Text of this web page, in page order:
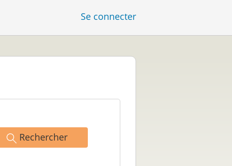
Se connecter
Rechercher